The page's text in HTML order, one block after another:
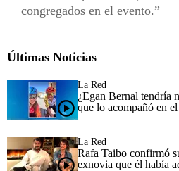
congregados en el evento.
Últimas Noticias
La Red
¿Egan Bernal tendría
que lo acompañó en
La Red
Rafa Taibo confirmó
exnovia que él había